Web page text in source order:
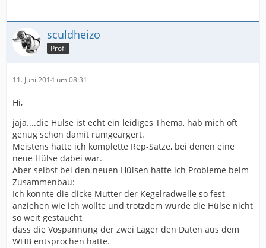
sculdheizo
Profi
11. Juni 2014 um 08:31
Hi,
jaja....die Hülse ist echt ein leidiges Thema, hab mich oft
genug schon damit rumgeärgert.
Meistens hatte ich komplette Rep-Sätze, bei denen eine
neue Hülse dabei war.
Aber selbst bei den neuen Hülsen hatte ich Probleme beim
Zusammenbau:
Ich konnte die dicke Mutter der Kegelradwelle so fest
anziehen wie ich wollte und trotzdem wurde die Hülse nicht
so weit gestaucht,
dass die Vospannung der zwei Lager den Daten aus dem
WHB entsprochen hätte.